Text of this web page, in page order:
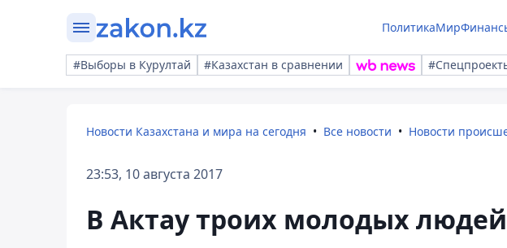
ПолитикаМир
#Выборы в Курултай #Казахстан в сравнении
Новости Казахстана и мира на сегодня Все новости Новости
23:53, 10 августа 2017
В Актау троих молодых